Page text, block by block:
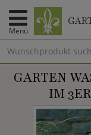
Menü
GARTEN
IM